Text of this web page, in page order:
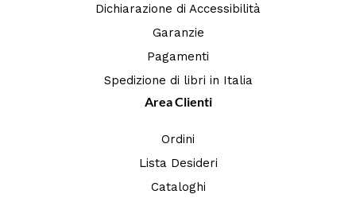
Dichiarazione di Accessibilità
Garanzie
Pagamenti
Spedizione di libri in Italia
Area Clienti
Ordini
Lista Desideri
Cataloghi